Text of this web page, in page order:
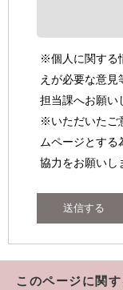
※個人に関する
えが必要な意見
担当課へお願い
※いただいたご
ムページとする
協力をお願いし
このページに関